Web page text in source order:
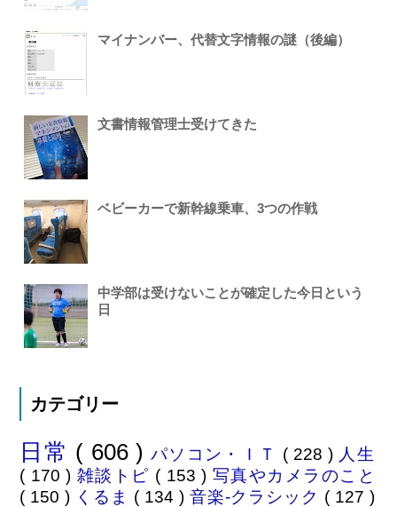
マイナンバー、代替文字情報の謎（後編）
文書情報管理士受けてきた
ベビーカーで新幹線乗車、3つの作戦
中学部は受けないことが確定した今日という
日
カテゴリー
日常 ( 606 )パソコン・ＩＴ ( 228 ) 人生
( 170 ) 雑談トピ ( 153 ) 写真やカメラのこと
( 150 ) くるま ( 134 ) 音楽-クラシック ( 127 )